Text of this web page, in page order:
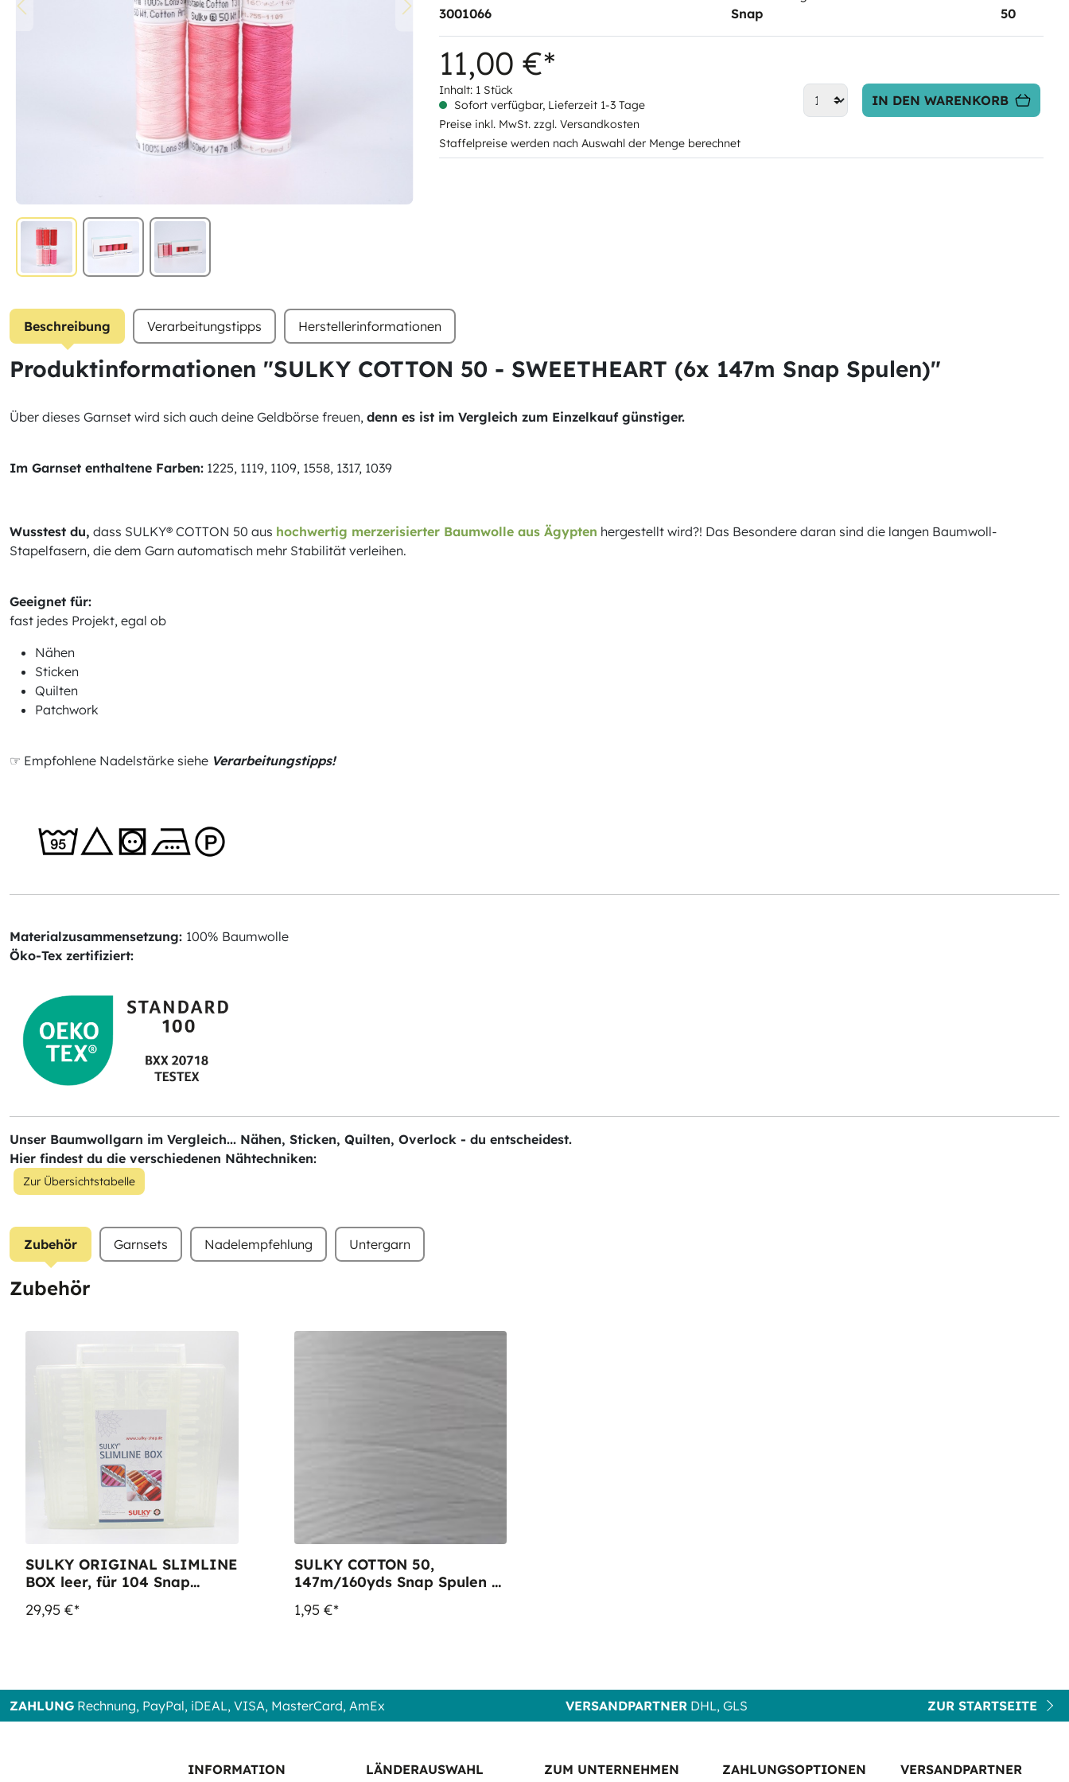
3001066
Snap
50
11,00 €*
Inhalt: 1 Stück
Sofort verfügbar, Lieferzeit 1-3 Tage
Preise inkl. MwSt. zzgl. Versandkosten
Staffelpreise werden nach Auswahl der Menge berechnet
IN DEN WARENKORB
Beschreibung Verarbeitungstipps Herstellerinformationen
Produktinformationen "SULKY COTTON 50 - SWEETHEART (6x 147m Snap Spulen)"
Über dieses Garnset wird sich auch deine Geldbörse freuen, denn es ist im Vergleich zum Einzelkauf günstiger.
Im Garnset enthaltene Farben: 1225, 1119, 1109, 1558, 1317, 1039
Wusstest du, dass SULKY® COTTON 50 aus hochwertig merzerisierter Baumwolle aus Ägypten hergestellt wird?! Das Besondere daran sind die langen Baumwoll-
Stapelfasern, die dem Garn automatisch mehr Stabilität verleihen.
Geeignet für:
fast jedes Projekt, egal ob
Nähen
Sticken
Quilten
Patchwork
☞ Empfohlene Nadelstärke siehe Verarbeitungstipps!
Materialzusammensetzung: 100% Baumwolle
Öko-Tex zertifiziert:
Unser Baumwollgarn im Vergleich... Nähen, Sticken, Quilten, Overlock - du entscheidest.
Hier findest du die verschiedenen Nähtechniken:
Zur Übersichtstabelle
Zubehör Garnsets Nadelempfehlung Untergarn
Zubehör
SULKY ORIGINAL SLIMLINE
BOX leer, für 104 Snap
29,95 €*
SULKY COTTON 50,
147m/160yds Snap Spulen -
1,95 €*
ZAHLUNG Rechnung, PayPal, iDEAL, VISA, MasterCard, AmEx VERSANDPARTNER DHL, GLS ZUR STARTSEITE
INFORMATION LÄNDERAUSWAHL ZUM UNTERNEHMEN ZAHLUNGSOPTIONEN VERSANDPARTNER